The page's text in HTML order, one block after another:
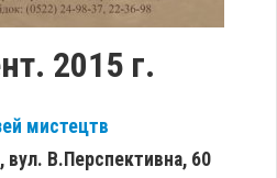
2015 г.
мистецтв
вул. В.Перспективна, 60